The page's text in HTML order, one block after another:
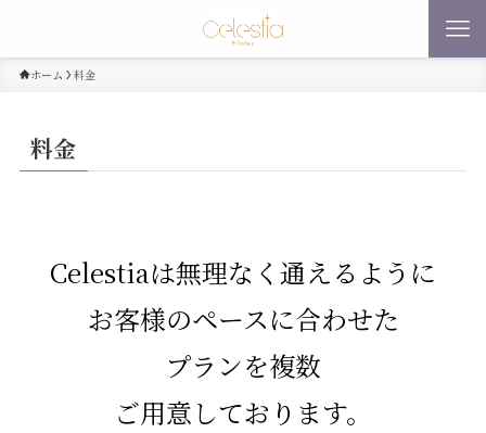
ホーム 料金
料金
Celestiaは無理なく通えるように
お客様のペースに合わせた
プランを複数
ご用意しております。